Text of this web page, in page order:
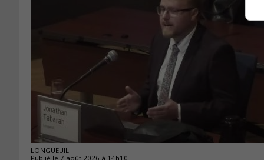
LONGUEUIL
Publié le 7 août 2026 à 14h10